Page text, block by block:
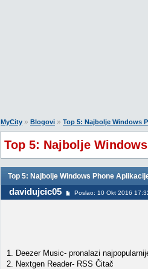
MyCity » Blogovi » Top 5: Najbolje Windows
Top 5: Najbolje
Top 5: Najbolje Windows Phone
davidujcic05 Poslao: 10 Okt 2016
1. Deezer Music- pronalazi
2. Nextgen Reader- RSS Čitač